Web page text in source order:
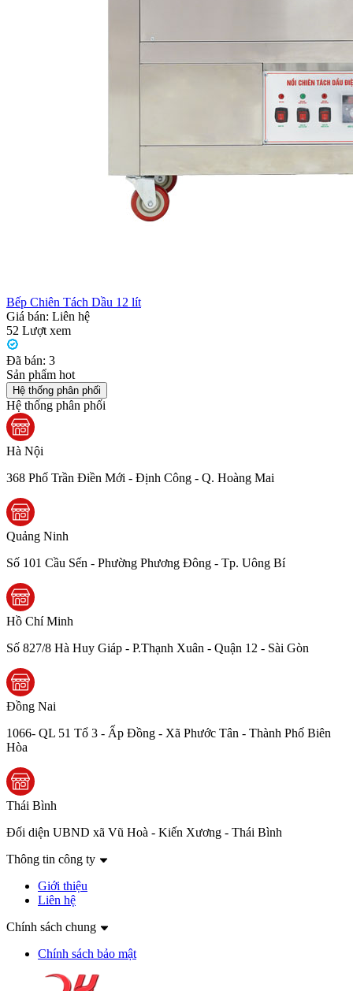
Bếp Chiên Tách Dầu 12 lít
Giá bán: Liên hệ
52 Lượt xem
Đã bán: 3
Sản phẩm hot
Hệ thống phân phối
Hệ thống phân phối
Hà Nội
368 Phố Trần Điền Mới - Định Công - Q. Hoàng Mai
Quảng Ninh
Số 101 Cầu Sến - Phường Phương Đông - Tp. Uông Bí
Hồ Chí Minh
Số 827/8 Hà Huy Giáp - P.Thạnh Xuân - Quận 12 - Sài Gòn
Đồng Nai
1066- QL 51 Tổ 3 - Ấp Đồng - Xã Phước Tân - Thành Phố Biên
Hòa
Thái Bình
Đối diện UBND xã Vũ Hoà - Kiến Xương - Thái Bình
Thông tin công ty
Giới thiệu
Liên hệ
Chính sách chung
Chính sách bảo mật